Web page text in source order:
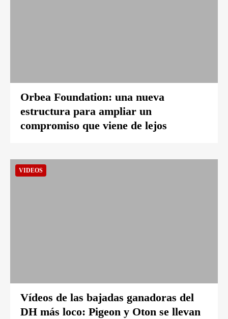
Orbea Foundation: una nueva
estructura para ampliar un
compromiso que viene de lejos
VIDEOS
Vídeos de las bajadas ganadoras del
DH más loco: Pigeon y Oton se llevan